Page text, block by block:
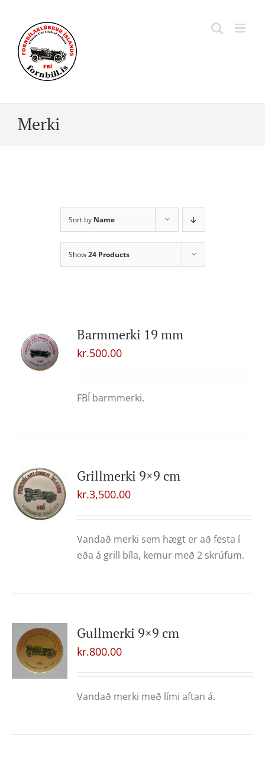
content
Merki
Sort by Name
Show24 Products
Barmmerki 19 mm
kr.500.00
FBÍ barmmerki.
Grillmerki 9×9 cm
kr.3,500.00
Vandað merki sem hægt er að festa í
eða á grill bíla, kemur með 2 skrúfum.
Gullmerki 9×9 cm
kr.800.00
Vandað merki með lími aftan á.